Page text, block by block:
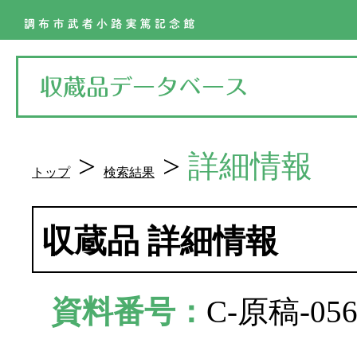
トップ> 検索結果 > 詳細情報
収蔵品 詳細情報
資料番号： C-原稿-